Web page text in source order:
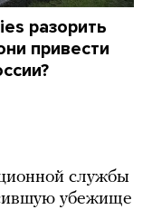
разорить
привести
службы
убежище